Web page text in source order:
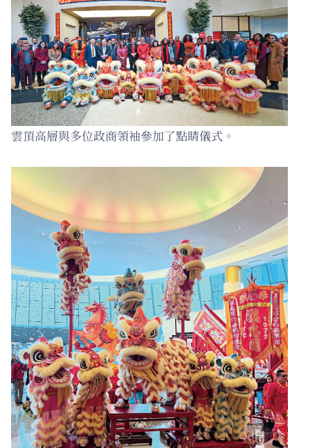
雲頂高層與多位政商領袖參加了點睛儀式。